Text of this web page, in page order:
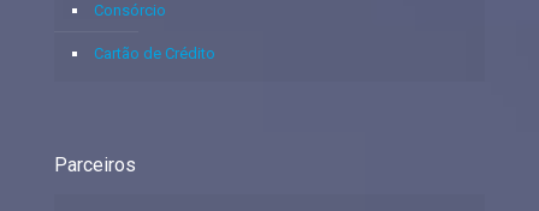
Consórcio
Cartão de Crédito
Parceiros